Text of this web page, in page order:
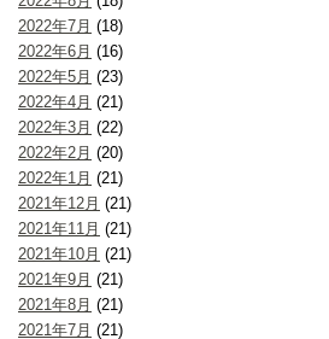
2022年7月 (18)
2022年6月 (16)
2022年5月 (23)
2022年4月 (21)
2022年3月 (22)
2022年2月 (20)
2022年1月 (21)
2021年12月 (21)
2021年11月 (21)
2021年10月 (21)
2021年9月 (21)
2021年8月 (21)
2021年7月 (21)